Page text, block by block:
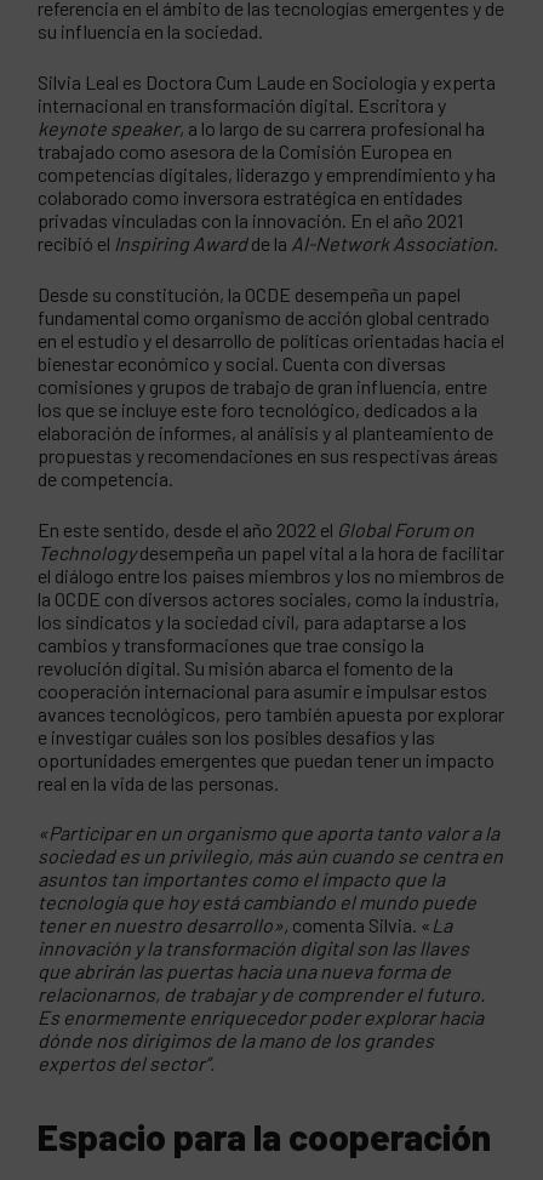
referencia en el ámbito de las tecnologías emergentes y de
su influencia en la sociedad.
Silvia Leal es Doctora Cum Laude en Sociología y experta
internacional en transformación digital. Escritora y
keynote speaker, a lo largo de su carrera profesional ha
trabajado como asesora de la Comisión Europea en
competencias digitales, liderazgo y emprendimiento y ha
colaborado como inversora estratégica en entidades
privadas vinculadas con la innovación. En el año 2021
recibió el Inspiring Awardde la AI-Network Association.
Desde su constitución, la OCDE desempeña un papel
fundamental como organismo de acción global centrado
en el estudio y el desarrollo de políticas orientadas hacia el
bienestar económico y social. Cuenta con diversas
comisiones y grupos de trabajo de gran influencia, entre
los que se incluye este foro tecnológico, dedicados a la
elaboración de informes, al análisis y al planteamiento de
propuestas y recomendaciones en sus respectivas áreas
de competencia.
En este sentido, desde el año 2022 el Global Forum on
Technologydesempeña un papel vital a la hora de facilitar
el diálogo entre los países miembros y los no miembros de
la OCDE con diversos actores sociales, como la industria,
los sindicatos y la sociedad civil, para adaptarse a los
cambios y transformaciones que trae consigo la
revolución digital. Su misión abarca el fomento de la
cooperación internacional para asumir e impulsar estos
avances tecnológicos, pero también apuesta por explorar
e investigar cuáles son los posibles desafíos y las
oportunidades emergentes que puedan tener un impacto
real en la vida de las personas.
«Participar en un organismo que aporta tanto valor a la
sociedad es un privilegio, más aún cuando se centra en
asuntos tan importantes como el impacto que la
tecnología que hoy está cambiando el mundo puede
tener en nuestro desarrollo», comenta Silvia. « La
innovación y la transformación digital son las llaves
que abrirán las puertas hacia una nueva forma de
relacionarnos, de trabajar y de comprender el futuro.
Es enormemente enriquecedor poder explorar hacia
dónde nos dirigimos de la mano de los grandes
expertos del sector”.
Espacio para la cooperación